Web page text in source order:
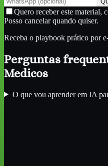
Quero receber este material,
Posso cancelar quando quiser.
Receba o playbook prático por
Perguntas
Medicos
O que vou aprender em IA